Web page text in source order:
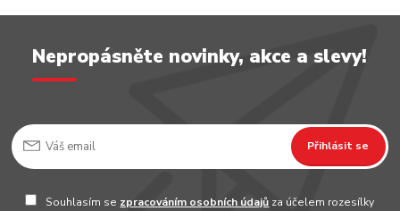
Nepropásněte novinky, akce a slevy!
Přihlásit se
Souhlasím se zpracováním osobních údajů za účelem rozesílky